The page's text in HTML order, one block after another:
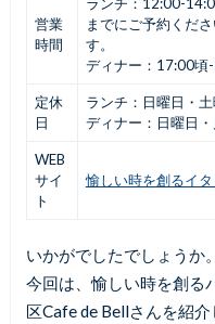
営業
時間
までにご予約くだ
す。
ディナー：17:00頃
定休
日
ランチ：日曜日・
ディナー：日曜日・
WEB
サイ
ト
愉しい時を創るイ
いかがでしたでしょうか。
今回は、愉しい時を創る
区Cafe de Bellさんを紹介